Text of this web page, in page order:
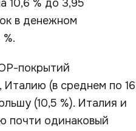
10,6 % до 3,95
в денежном
покрытий
(в среднем по 16
(10,5 %). Италия и
почти одинаковый